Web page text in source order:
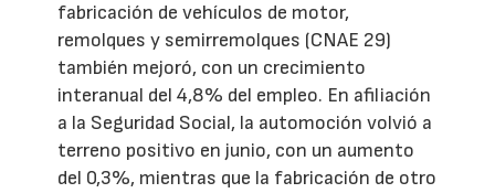
fabricación de vehículos de motor,
remolques y semirremolques (CNAE 29)
también mejoró, con un crecimiento
interanual del 4,8% del empleo. En afiliación
a la Seguridad Social, la automoción volvió a
terreno positivo en junio, con un aumento
del 0,3%, mientras que la fabricación de otro